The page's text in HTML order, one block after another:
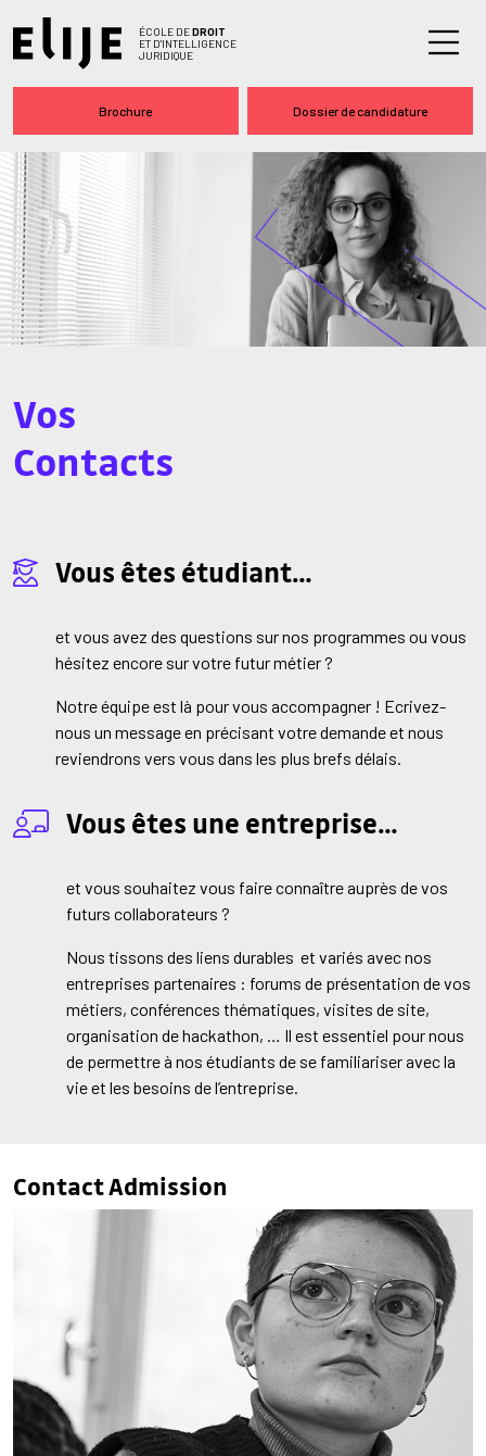
Vos
Contacts
Vous êtes étudiant…
et vous avez des questions sur nos programmes ou vous
hésitez encore sur votre futur métier ?
Notre équipe est là pour vous accompagner ! Ecrivez-
nous un message en précisant votre demande et nous
reviendrons vers vous dans les plus brefs délais.
Vous êtes une entreprise…
et vous souhaitez vous faire connaître auprès de vos
futurs collaborateurs ?
Nous tissons des liens durables et variés avec nos
entreprises partenaires : forums de présentation de vos
métiers, conférences thématiques, visites de site,
organisation de hackathon, … Il est essentiel pour nous
de permettre à nos étudiants de se familiariser avec la
vie et les besoins de l’entreprise.
Contact Admission
ÉCOLE DEDROIT
ET D'INTELLIGENCE
JURIDIQUE
Brochure Dossier de candidature